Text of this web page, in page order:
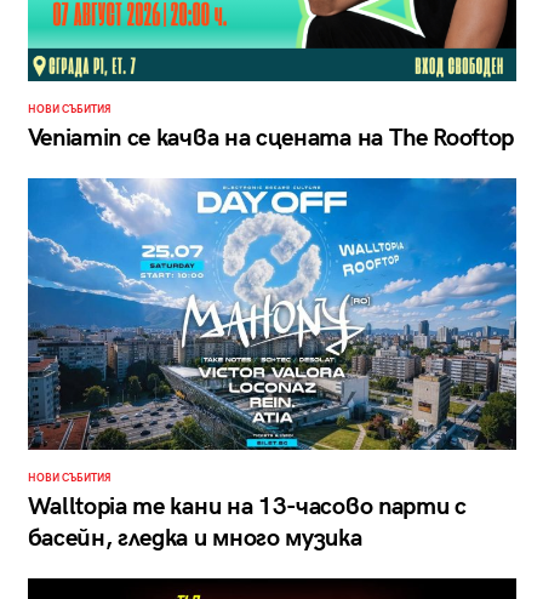
НОВИ СЪБИТИЯ
Veniamin се качва на сцената на The Rooftop
НОВИ СЪБИТИЯ
Walltopia те кани на 13-часово парти с
басейн, гледка и много музика